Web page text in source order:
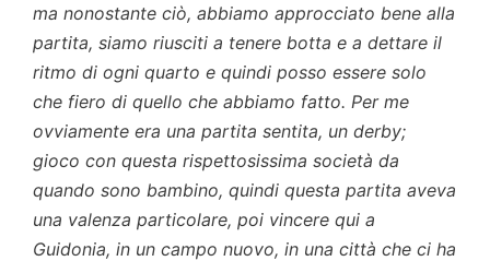
ma nonostante ciò, abbiamo approcciato bene alla
partita, siamo riusciti a tenere botta e a dettare il
ritmo di ogni quarto e quindi posso essere solo
che fiero di quello che abbiamo fatto. Per me
ovviamente era una partita sentita, un derby;
gioco con questa rispettosissima società da
quando sono bambino, quindi questa partita aveva
una valenza particolare, poi vincere qui a
Guidonia, in un campo nuovo, in una città che ci ha